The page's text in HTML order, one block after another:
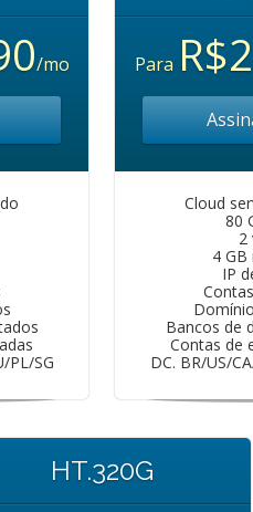
/mo
PL/SG
Para
Cloud
80
2
4
IP
Bancos de
Contas de
DC. BR/US/
HT.320G